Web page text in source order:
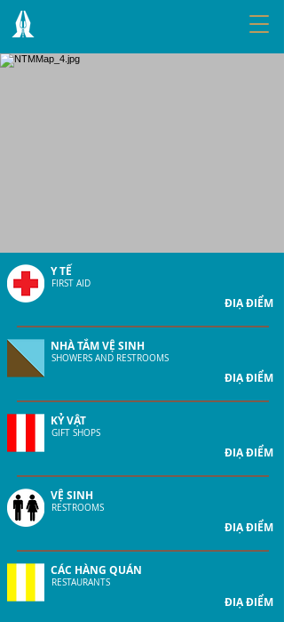
NTMMap_4.jpg
Y TẾ
FIRST AID
ĐIẠ ĐIỂM
NHÀ TẮM VỆ SINH
SHOWERS AND RESTROOMS
ĐIẠ ĐIỂM
KỶ VẬT
GIFT SHOPS
ĐIẠ ĐIỂM
VỆ SINH
RESTROOMS
ĐIẠ ĐIỂM
CÁC HÀNG QUÁN
RESTAURANTS
ĐIẠ ĐIỂM